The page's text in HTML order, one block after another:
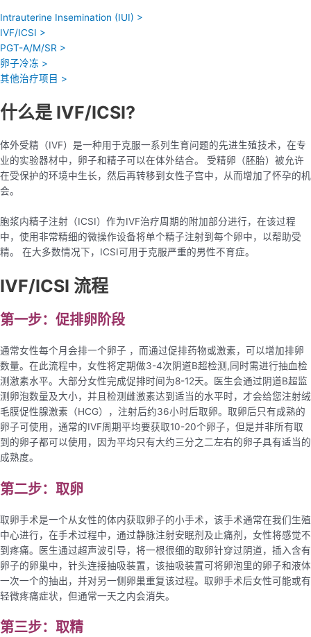
Intrauterine Insemination (IUI) >
IVF/ICSI >
PGT-A/M/SR >
卵子冷冻 >
其他治疗项目 >
什么是 IVF/ICSI?
体外受精（IVF）是一种用于克服一系列生育问题的先进生殖技术，在专
业的实验器材中，卵子和精子可以在体外结合。 受精卵（胚胎）被允许
在受保护的环境中生长，然后再转移到女性子宫中，从而增加了怀孕的机
会。
胞浆内精子注射（ICSI）作为IVF治疗周期的附加部分进行，在该过程
中，使用非常精细的微操作设备将单个精子注射到每个卵中，以帮助受
精。 在大多数情况下，ICSI可用于克服严重的男性不育症。
IVF/ICSI 流程
第一步：促排卵阶段
通常女性每个月会排一个卵子 ，而通过促排药物或激素，可以增加排卵
数量。在此流程中，女性将定期做3-4次阴道B超检测,同时需进行抽血检
测激素水平。大部分女性完成促排时间为8-12天。医生会通过阴道B超监
测卵泡数量及大小，并且检测雌激素达到适当的水平时，才会给您注射绒
毛膜促性腺激素（HCG），注射后约36小时后取卵。取卵后只有成熟的
卵子可使用，通常的IVF周期平均要获取10-20个卵子，但是并非所有取
到的卵子都可以使用，因为平均只有大约三分之二左右的卵子具有适当的
成熟度。
第二步：取卵
取卵手术是一个从女性的体内获取卵子的小手术，该手术通常在我们生殖
中心进行，在手术过程中，通过静脉注射安眠剂及止痛剂，女性将感觉不
到疼痛。医生通过超声波引导，将一根很细的取卵针穿过阴道，插入含有
卵子的卵巢中，针头连接抽吸装置，该抽吸装置可将卵泡里的卵子和液体
一次一个的抽出，并对另一侧卵巢重复该过程。取卵手术后女性可能或有
轻微疼痛症状，但通常一天之内会消失。
第三步： 取精